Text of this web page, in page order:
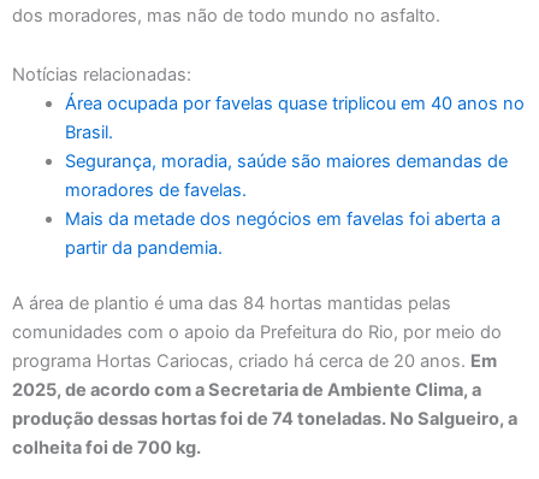
dos moradores, mas não de todo mundo no asfalto.
Notícias relacionadas:
Área ocupada por favelas quase triplicou em 40 anos no
Brasil.
Segurança, moradia, saúde são maiores demandas de
moradores de favelas.
Mais da metade dos negócios em favelas foi aberta a
partir da pandemia.
A área de plantio é uma das 84 hortas mantidas pelas
comunidades com o apoio da Prefeitura do Rio, por meio do
programa Hortas Cariocas, criado há cerca de 20 anos. Em
2025, de acordo com a Secretaria de Ambiente Clima, a
produção dessas hortas foi de 74 toneladas. No Salgueiro, a
colheita foi de 700 kg.